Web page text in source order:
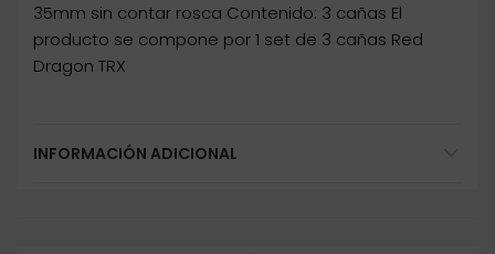
35mm sin contar rosca Contenido: 3 cañas El
producto se compone por 1 set de 3 cañas Red
Dragon TRX
INFORMACIÓN ADICIONAL